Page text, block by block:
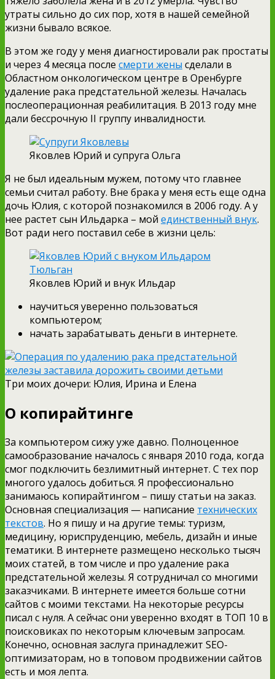
утраты сильно до сих пор, хотя в нашей семейной
жизни бывало всякое.
В этом же году у меня диагностировали рак простаты
и через 4 месяца после смерти жены сделали в
Областном онкологическом центре в Оренбурге
удаление рака предстательной железы. Началась
послеоперационная реабилитация. В 2013 году мне
дали бессрочную II группу инвалидности.
Яковлев Юрий и супруга Ольга
Я не был идеальным мужем, потому что главнее
семьи считал работу. Вне брака у меня есть еще одна
дочь Юлия, с которой познакомился в 2006 году. А у
нее растет сын Ильдарка – мой единственный внук.
Вот ради него поставил себе в жизни цель:
Яковлев Юрий и внук Ильдар
научиться уверенно пользоваться
компьютером;
начать зарабатывать деньги в интернете.
Три моих дочери: Юлия, Ирина и Елена
О копирайтинге
За компьютером сижу уже давно. Полноценное
самообразование началось с января 2010 года, когда
смог подключить безлимитный интернет. С тех пор
многого удалось добиться. Я профессионально
занимаюсь копирайтингом – пишу статьи на заказ.
Основная специализация — написание технических
текстов. Но я пишу и на другие темы: туризм,
медицину, юриспруденцию, мебель, дизайн и иные
тематики. В интернете размещено несколько тысяч
моих статей, в том числе и про удаление рака
предстательной железы. Я сотрудничал со многими
заказчиками. В интернете имеется больше сотни
сайтов с моими текстами. На некоторые ресурсы
писал с нуля. А сейчас они уверенно входят в ТОП 10 в
поисковиках по некоторым ключевым запросам.
Конечно, основная заслуга принадлежит SEO-
оптимизаторам, но в топовом продвижении сайтов
есть и моя лепта.